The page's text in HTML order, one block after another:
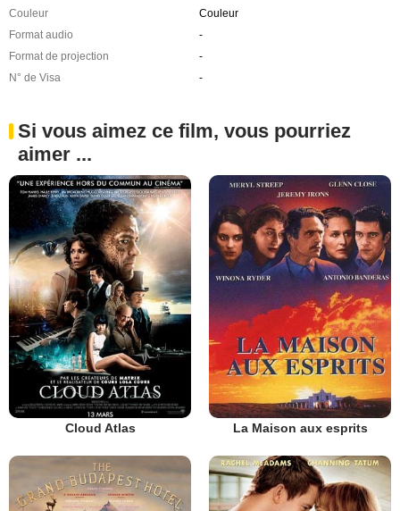
Couleur
Couleur
Format audio
-
Format de projection
-
N° de Visa
-
Si vous aimez ce film, vous pourriez
aimer ...
Cloud Atlas La Maison aux esprits